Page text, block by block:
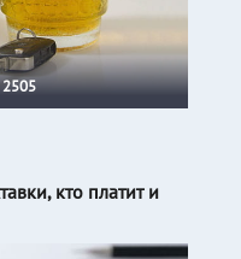
2505
кто платит и